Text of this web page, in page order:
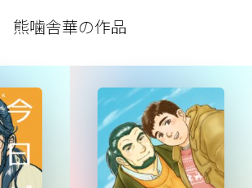
熊噛舎華の作品